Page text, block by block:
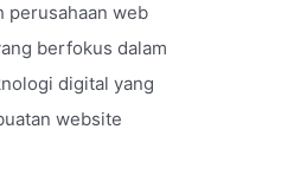
perusahaan web
berfokus dalam
digital yang
website